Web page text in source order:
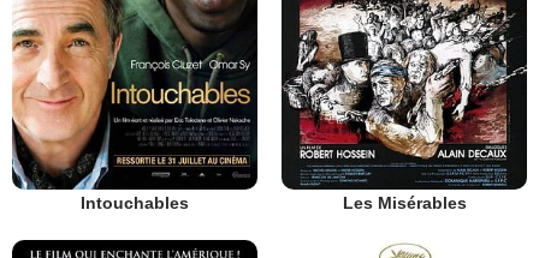
Intouchables Les Misérables